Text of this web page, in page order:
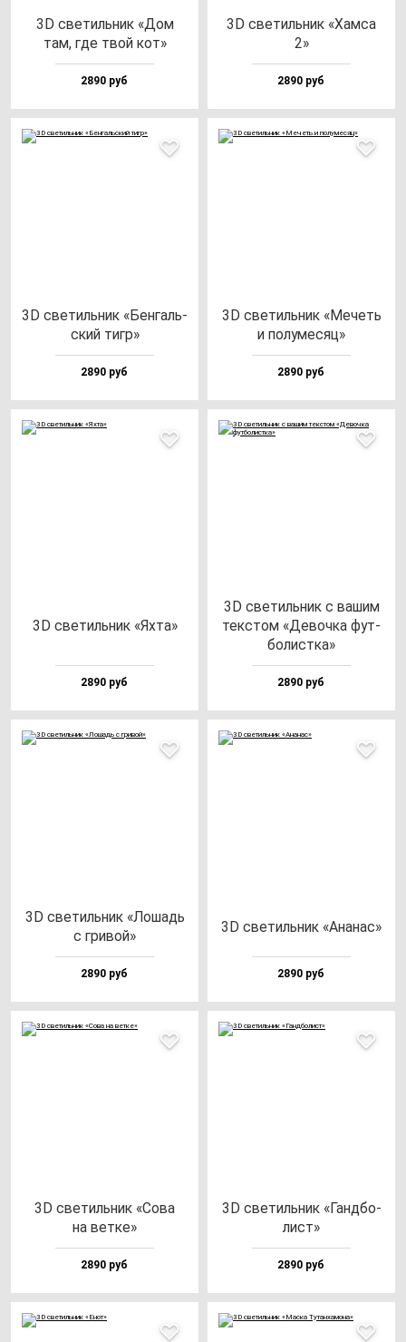
3D све­тиль­ник «Дом
там, где твой кот»
2890 руб
3D све­тиль­ник «Хам­са
2»
2890 руб
3D све­тиль­ник «Бен­галь­
ский тигр»
2890 руб
3D све­тиль­ник «Мечеть
и по­лу­ме­сяц»
2890 руб
3D све­тиль­ник «Яхта»
2890 руб
3D све­тиль­ник с ва­шим
тек­стом «Девоч­ка фут­
бо­лис­тка»
2890 руб
3D све­тиль­ник «Лошадь
с гри­вой»
2890 руб
3D све­тиль­ник «Ана­нас»
2890 руб
3D све­тиль­ник «Сова
на вет­ке»
2890 руб
3D све­тиль­ник «Ган­дбо­
лист»
2890 руб